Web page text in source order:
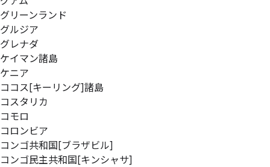
グリーンランド
グルジア
グレナダ
ケイマン諸島
ケニア
ココス[キーリング]諸島
コスタリカ
コモロ
コロンビア
コンゴ共和国[ブラザビル]
コンゴ民主共和国[キンシャサ]